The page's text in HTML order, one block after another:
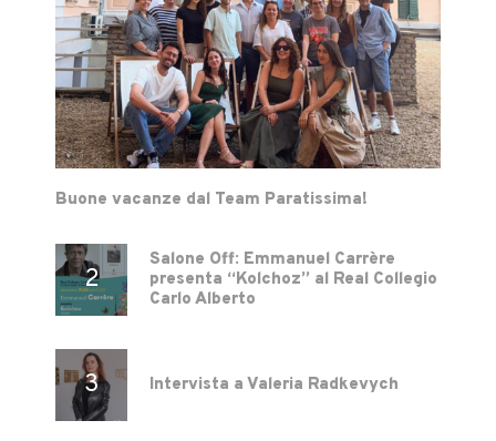
Buone vacanze dal Team Paratissima!
Salone Off: Emmanuel Carrère
presenta “Kolchoz” al Real Collegio
Carlo Alberto
Intervista a Valeria Radkevych